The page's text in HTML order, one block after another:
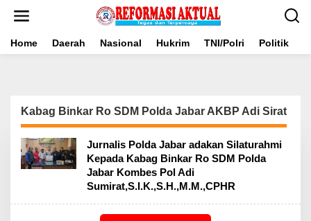
Home Daerah Nasional Hukrim TNI/Polri Politik
Kabag Binkar Ro SDM Polda Jabar AKBP Adi Sirat
Jurnalis Polda Jabar adakan Silaturahmi
Kepada Kabag Binkar Ro SDM Polda
Jabar Kombes Pol Adi
Sumirat,S.I.K.,S.H.,M.M.,CPHR